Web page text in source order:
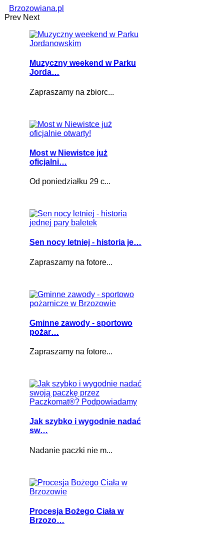
Brzozowiana.pl
Muzyczny weekend w Parku
Jorda…
Zapraszamy na zbiorc...
Most w Niewistce już
oficjalni…
Od poniedziałku 29 c...
Sen nocy letniej - historia je…
Zapraszamy na fotore...
Gminne zawody - sportowo
pożar…
Zapraszamy na fotore...
Jak szybko i wygodnie nadać
sw…
Nadanie paczki nie m...
Procesja Bożego Ciała w
Brzozo…
Prev Next